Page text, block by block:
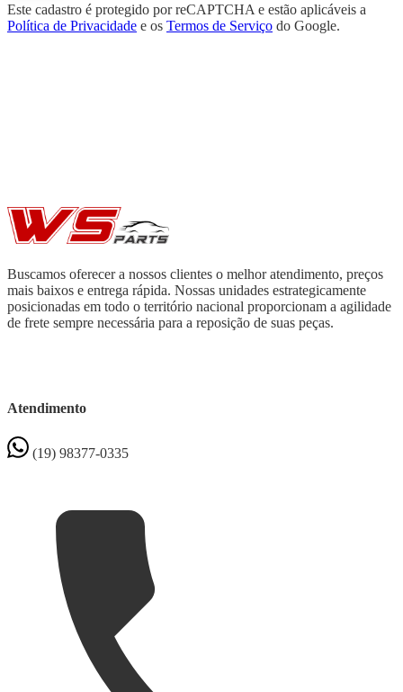
Este cadastro é protegido por reCAPTCHA e estão aplicáveis a
Política de Privacidade e os Termos de Serviço do Google.
Buscamos oferecer a nossos clientes o melhor atendimento, preços
mais baixos e entrega rápida. Nossas unidades estrategicamente
posicionadas em todo o território nacional proporcionam a agilidade
de frete sempre necessária para a reposição de suas peças.
Atendimento
(19) 98377-0335